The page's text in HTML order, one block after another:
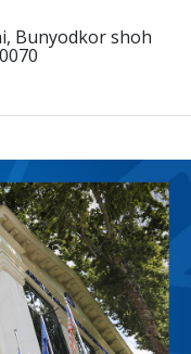
Bunyodkor shoh